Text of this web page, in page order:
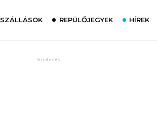
SZÁLLÁSOK REPÜLŐJEGYEK HÍREK